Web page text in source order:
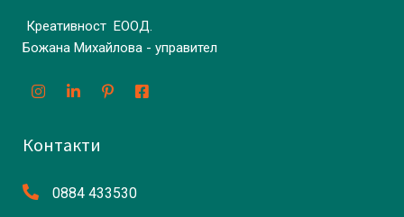
Креативност ЕООД.
Божана Михайлова - управител
Контакти
0884 433530